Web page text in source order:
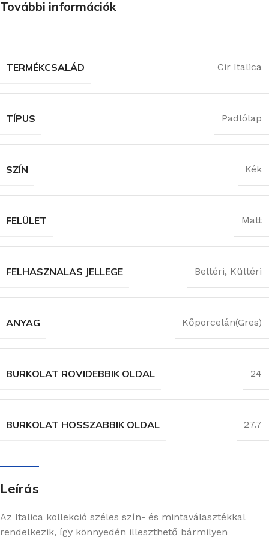
További információk
TERMÉKCSALÁD Cir Italica
TÍPUS Padlólap
SZÍN Kék
FELÜLET Matt
FELHASZNALAS JELLEGE Beltéri, Kültéri
ANYAG Kőporcelán(Gres)
BURKOLAT ROVIDEBBIK OLDAL 24
BURKOLAT HOSSZABBIK OLDAL 27.7
Leírás
Az Italica kollekció széles szín- és mintaválasztékkal
rendelkezik, így könnyedén illeszthető bármilyen